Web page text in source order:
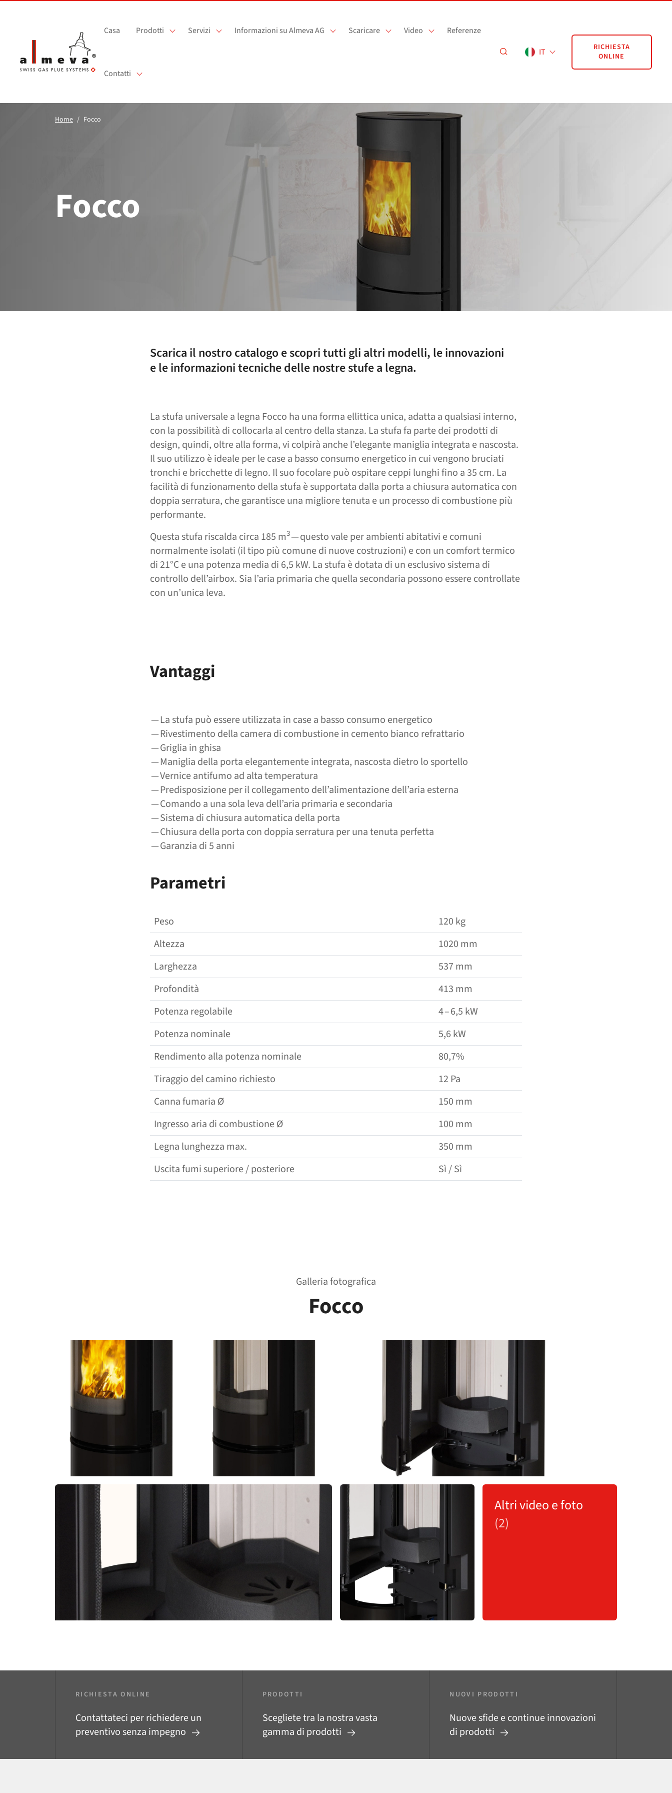
Casa Prodotti Servizi Informazioni su Almeva AG Scaricare Video Referenze
Contatti
IT
RICHIESTA
ONLINE
Home Focco
Focco
Scarica il nostro catalogo e scopri tutti gli altri modelli, le innovazioni
e le informazioni tecniche delle nostre stufe a legna.
La stufa universale a legna Focco ha una forma ellittica unica, adatta a qualsiasi interno,
con la possibilità di collocarla al centro della stanza. La stufa fa parte dei prodotti di
design, quindi, oltre alla forma, vi colpirà anche l’elegante maniglia integrata e nascosta.
Il suo utilizzo è ideale per le case a basso consumo energetico in cui vengono bruciati
tronchi e bricchette di legno. Il suo focolare può ospitare ceppi lunghi fino a 35 cm. La
facilità di funzionamento della stufa è supportata dalla porta a chiusura automatica con
doppia serratura, che garantisce una migliore tenuta e un processo di combustione più
performante.
Questa stufa riscalda circa 185 m3— questo vale per ambienti abitativi e comuni
normalmente isolati (il tipo più comune di nuove costruzioni) e con un comfort termico
di 21°C e una potenza media di 6,5 kW. La stufa è dotata di un esclusivo sistema di
controllo dell’airbox. Sia l’aria primaria che quella secondaria possono essere controllate
con un’unica leva.
Vantaggi
— La stufa può essere utilizzata in case a basso consumo energetico
— Rivestimento della camera di combustione in cemento bianco refrattario
— Griglia in ghisa
— Maniglia della porta elegantemente integrata, nascosta dietro lo sportello
— Vernice antifumo ad alta temperatura
— Predisposizione per il collegamento dell’alimentazione dell’aria esterna
— Comando a una sola leva dell’aria primaria e secondaria
— Sistema di chiusura automatica della porta
— Chiusura della porta con doppia serratura per una tenuta perfetta
— Garanzia di 5 anni
Parametri
Peso
120 kg
Altezza
1020 mm
Larghezza
537 mm
Profondità
413 mm
Potenza regolabile
4 – 6,5 kW
Potenza nominale
5,6 kW
Rendimento alla potenza nominale
80,7%
Tiraggio del camino richiesto
12 Pa
Canna fumaria Ø
150 mm
Ingresso aria di combustione Ø
100 mm
Legna lunghezza max.
350 mm
Uscita fumi superiore /​​ posteriore
Sì / Sì
Galleria fotografica
Focco
Altri video e foto
(2)
RICHIESTA ONLINE
Contattateci per richiedere un
preventivo senza impegno
PRODOTTI
Scegliete tra la nostra vasta
gamma di prodotti
NUOVI PRODOTTI
Nuove sfide e continue innovazioni
di prodotti